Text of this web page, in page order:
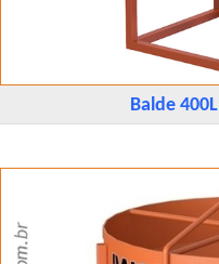
Balde